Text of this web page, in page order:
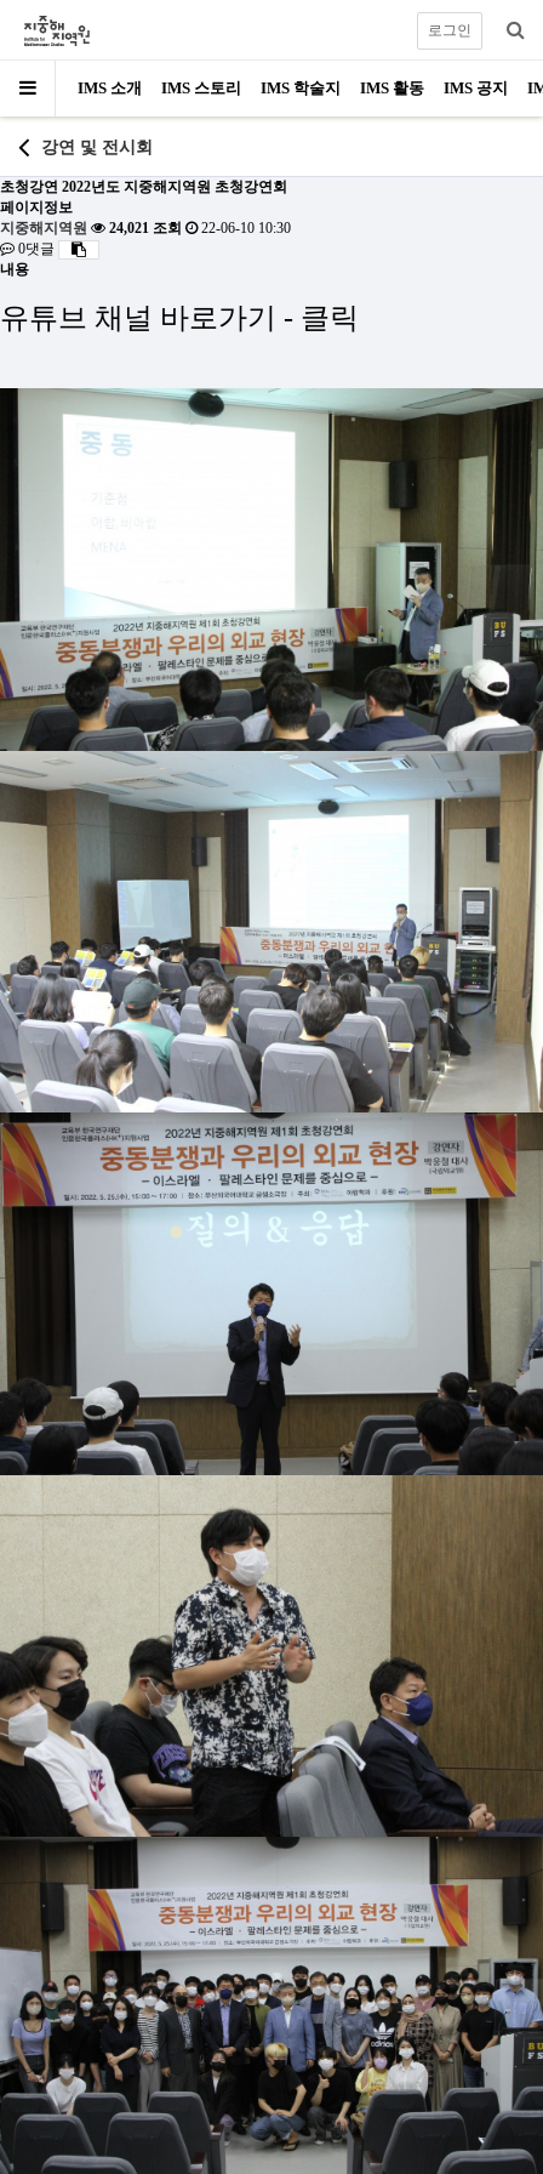
IMS 소개 IMS 스토리 IMS 학술지 IMS 활동 IMS 공지
로그인
강연 및 전시회
초청강연 2022년도 지중해지역원 초청강연회
페이지정보
지중해지역원
24,021 조회
22-06-10 10:30
0댓글
내용
유튜브 채널 바로가기 - 클릭